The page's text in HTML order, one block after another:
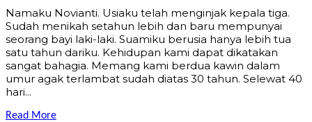
Namaku Novianti. Usiaku telah menginjak kepala tiga.
Sudah menikah setahun lebih dan baru mempunyai
seorang bayi laki-laki. Suamiku berusia hanya lebih tua
satu tahun dariku. Kehidupan kami dapat dikatakan
sangat bahagia. Memang kami berdua kawin dalam
umur agak terlambat sudah diatas 30 tahun. Selewat 40
hari...
Read More